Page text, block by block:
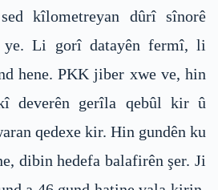
kîlometreyan dûrî sînorê
ye. Li gorî datayên fermî, li
hene. PKK jiber xwe ve, hin
deverên gerîla qebûl kir û
qedexe kir. Hin gundên ku
dibin hedefa balafirên şer. Ji